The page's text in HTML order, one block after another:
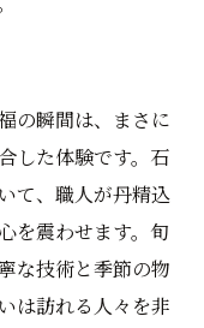
の瞬間は、まさに
した体験です。石
て、職人が丹精込
を震わせます。旬
な技術と季節の物
は訪れる人々を非